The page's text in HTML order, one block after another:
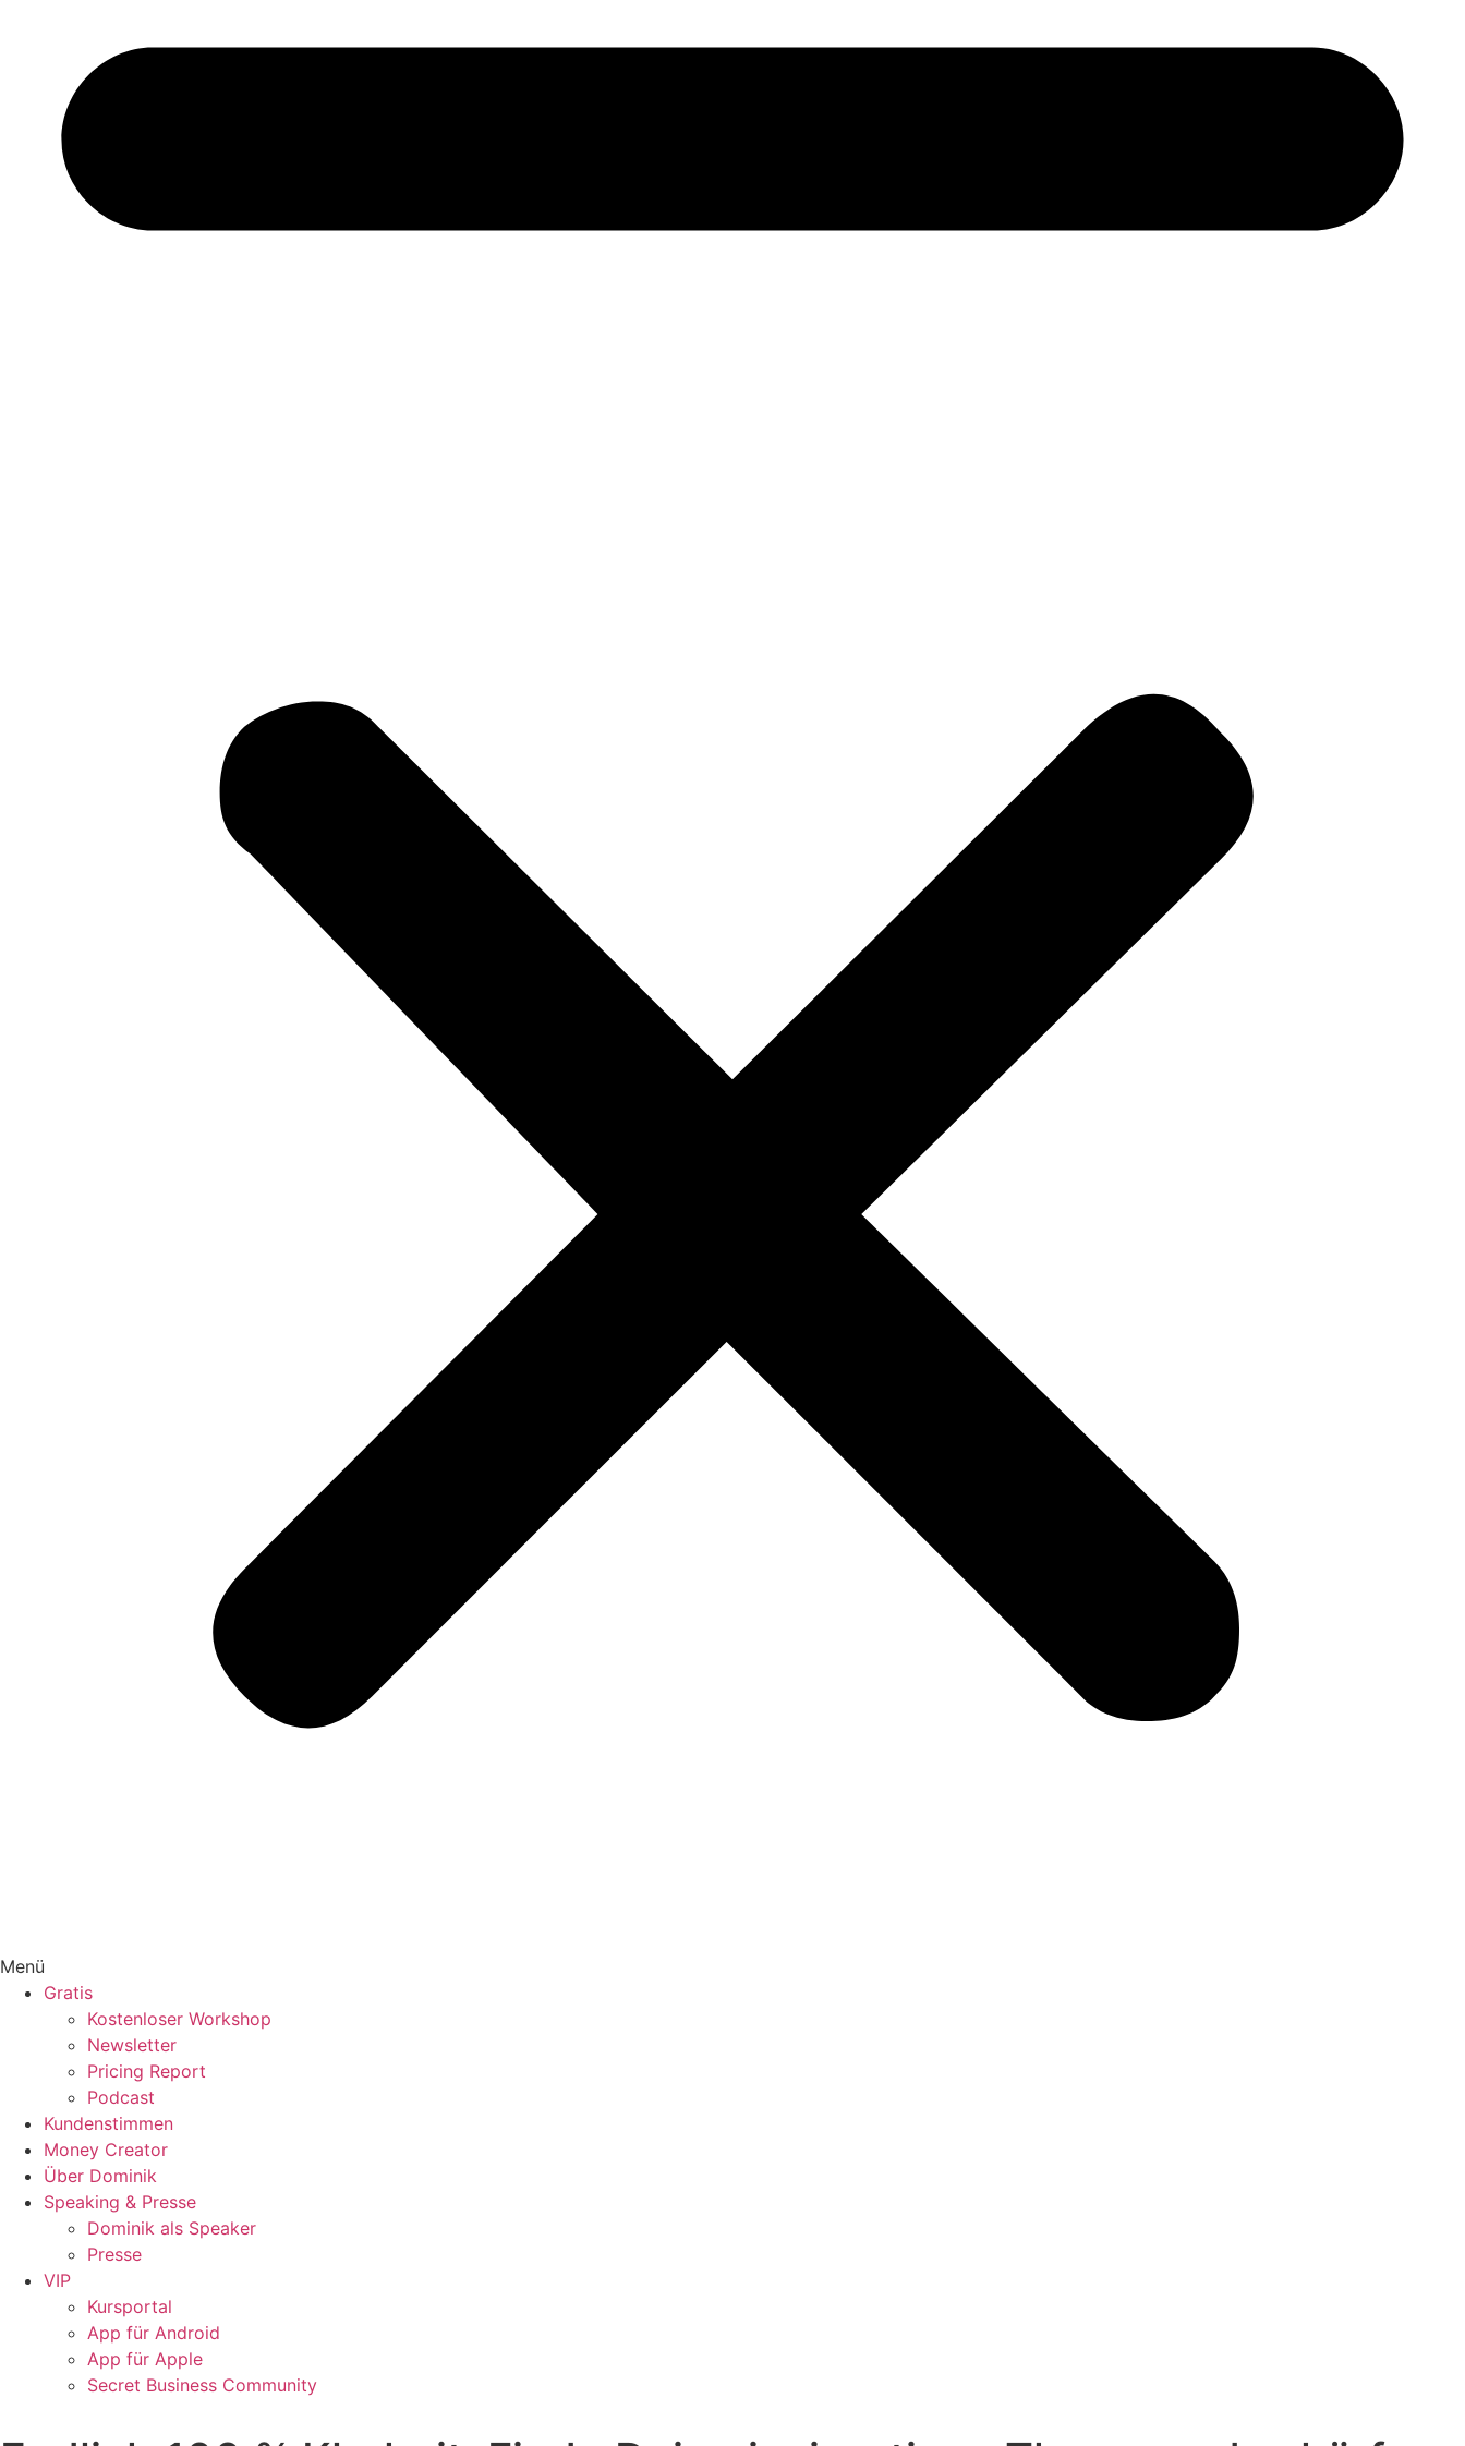
Menü
Gratis
Kostenloser Workshop
Newsletter
Pricing Report
Podcast
Kundenstimmen
Money Creator
Über Dominik
Speaking & Presse
Dominik als Speaker
Presse
VIP
Kursportal
App für Android
App für Apple
Secret Business Community